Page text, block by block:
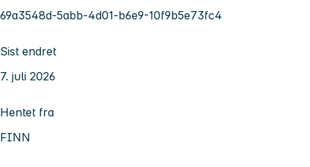
69a3548d-5abb-4d01-b6e9-10f9b5e73fc4
Sist endret
7. juli 2026
Hentet fra
FINN